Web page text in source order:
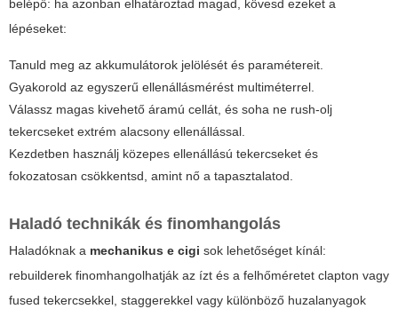
belépő: ha azonban elhatároztad magad, kövesd ezeket a
lépéseket:
Tanuld meg az akkumulátorok jelölését és paramétereit.
Gyakorold az egyszerű ellenállásmérést multiméterrel.
Válassz magas kivehető áramú cellát, és soha ne rush-olj
tekercseket extrém alacsony ellenállással.
Kezdetben használj közepes ellenállású tekercseket és
fokozatosan csökkentsd, amint nő a tapasztalatod.
Haladó technikák és finomhangolás
Haladóknak a mechanikus e cigi sok lehetőséget kínál:
rebuilderek finomhangolhatják az ízt és a felhőméretet clapton vagy
fused tekercsekkel, staggerekkel vagy különböző huzalanyagok